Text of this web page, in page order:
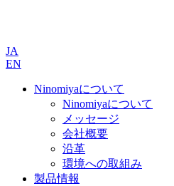
JA
EN
Ninomiyaについて
Ninomiyaについて
メッセージ
会社概要
沿革
環境への取組み
製品情報